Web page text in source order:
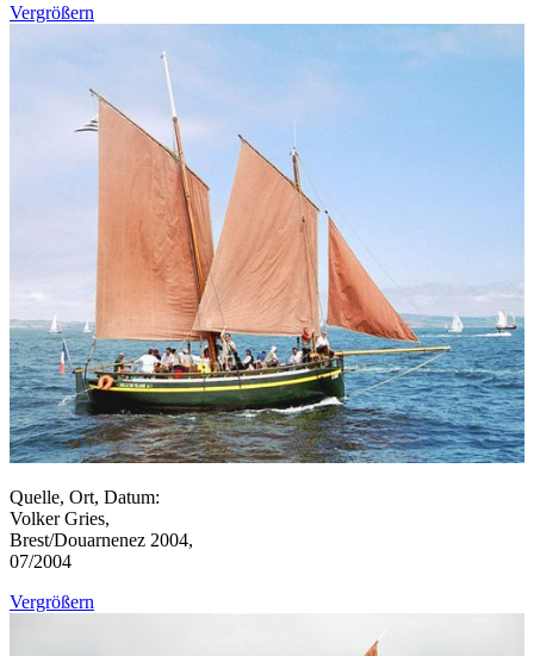
Vergrößern
Quelle, Ort, Datum:
Volker Gries,
Brest/Douarnenez 2004,
07/2004
Vergrößern